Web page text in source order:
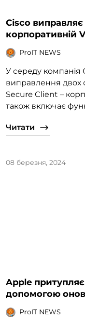
Cisco виправляє
корпоративній
ProIT NEWS
У середу компанія
виправлення двох
Secure Client –
також включає
Читати
08 березня, 2024
Apple
допомогою
ProIT NEWS